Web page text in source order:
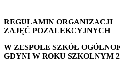
REGULAMIN ORGANIZACJI
ZAJĘĆ POZALEKCYJNYCH
W ZESPOLE SZKÓŁ OG
GDYNI W ROKU SZKOLNYM